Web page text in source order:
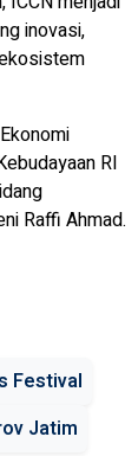
inovasi,
RI
Raffi Ahmad.
Festival
Jatim